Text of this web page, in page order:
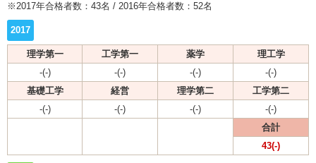
※2017年合格者数：43名 / 2016年合格者数：52名
2017
理学第一 工学第一 薬学
理工学
-(-)
-(-) -(-)
-(-)
基礎工学
経営 理学第二
工学第二
-(-)
-(-) -(-)
-(-)
合計
43(-)